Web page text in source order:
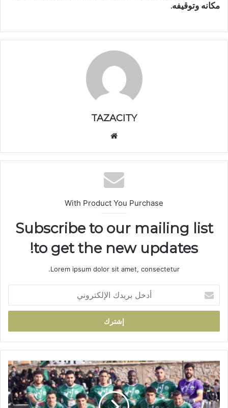
مكانه وتوقيفه.
TAZACITY
الوي
ب
With Product You Purchase
Subscribe to our mailing list
to get the new updates!
Lorem ipsum dolor sit amet, consectetur.
خ
ب
ر
د
ك
ا
ل
ا
ل
ت
ع